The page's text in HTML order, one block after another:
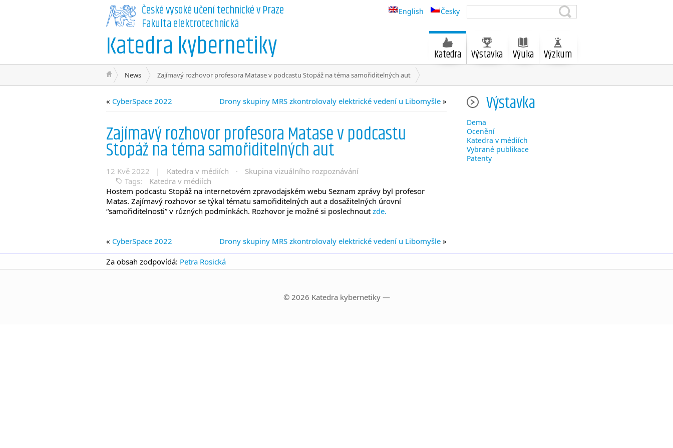
English Česky
České vysoké učení technické v Praze
Fakulta elektrotechnická
Katedra kybernetiky Katedra Výstavka Výuka Výzkum
News Zajímavý rozhovor profesora Matase v podcastu Stopáž na téma samořiditelných aut
« CyberSpace 2022 Drony skupiny MRS zkontrolovaly elektrické vedení u Libomyšle »
Zajímavý rozhovor profesora Matase v podcastu
Stopáž na téma samořiditelných aut
12 Kvě 2022 | Katedra v médiích ·
Skupina vizuálního rozpoznávání
Tags:
Katedra v médiích
Hostem podcastu Stopáž na internetovém zpravodajském webu Seznam zprávy byl profesor
Matas. Zajímavý rozhovor se týkal tématu samořiditelných aut a dosažitelných úrovní
“samořiditelnosti” v různých podmínkách. Rozhovor je možné si poslechnout zde.
« CyberSpace 2022 Drony skupiny MRS zkontrolovaly elektrické vedení u Libomyšle »
Výstavka
Dema
Ocenění
Katedra v médiích
Vybrané publikace
Patenty
Za obsah zodpovídá: Petra Rosická
© 2026 Katedra kybernetiky —